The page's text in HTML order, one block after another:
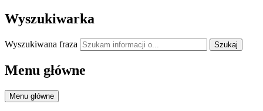
Wyszukiwarka
Wyszukiwana fraza Szukaj
Menu główne
Menu główne